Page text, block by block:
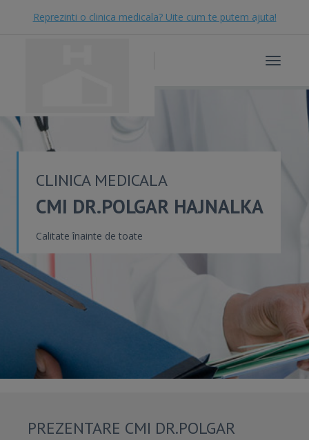
Reprezinti o clinica medicala? Uite cum te putem ajuta!
Toggle
CLINICA MEDICALA
CMI DR.POLGAR HAJNALKA
Calitate înainte de toate
PREZENTARE CMI DR.POLGAR